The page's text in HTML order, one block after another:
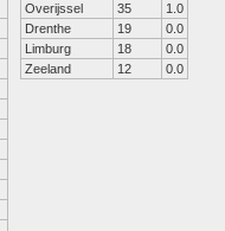
Overijssel
35
1.0
Drenthe
19
0.0
Limburg
18
0.0
Zeeland
12 0.0